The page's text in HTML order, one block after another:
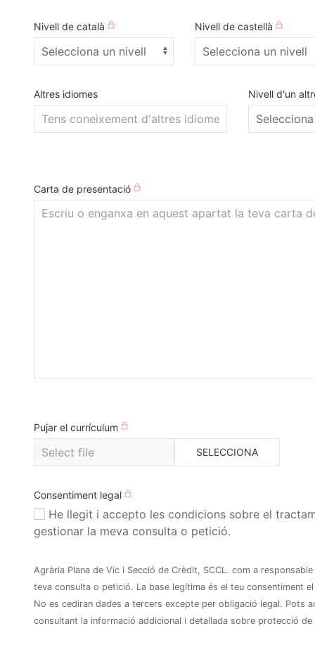
Nivell de català Nivell de castellà
Altres idiomes Nivell d'un
Carta de presentació
Pujar el currículum
SELECCIONA
Consentiment legal
gestionar la meva consulta o petició.
Agrària Plana de Vic i Secció de Crèdit, SCCL. com a
teva consulta o petició. La base legítima és el teu consentiment
No es cediran dades a tercers excepte per obligació legal. Pots
consultant la informació addicional i detallada sobre protecció